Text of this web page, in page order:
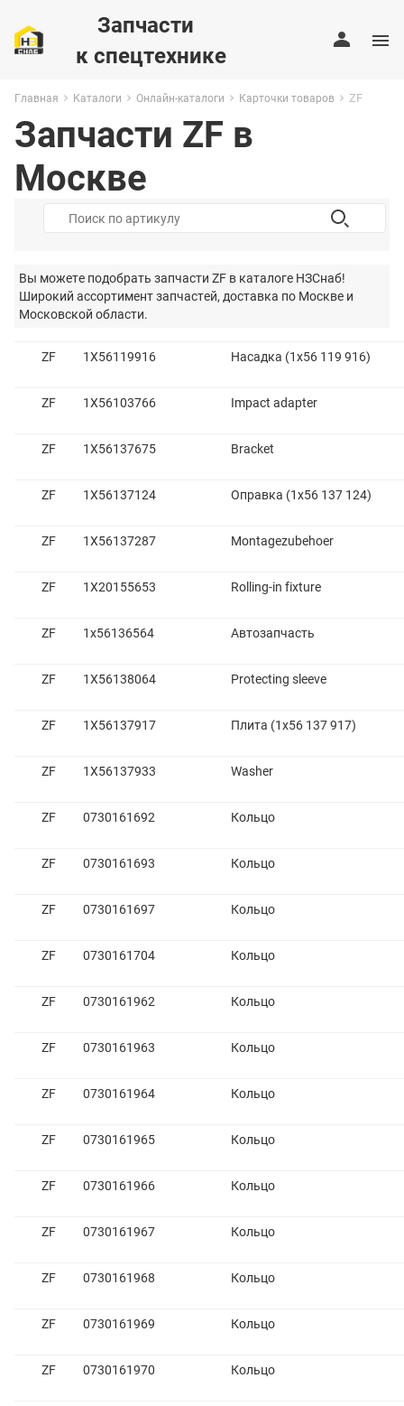
Запчасти
к спецтехнике
Главная Каталоги Онлайн-каталоги Карточки товаров ZF
Запчасти ZF в
Москве
Вы можете подобрать запчасти ZF в каталоге НЗСнаб!
Широкий ассортимент запчастей, доставка по Москве и
Московской области.
ZF 1X56119916 Насадка (1x56 119 916)
ZF 1X56103766 Impact adapter
ZF 1X56137675 Bracket
ZF 1X56137124 Оправка (1x56 137 124)
ZF 1X56137287 Montagezubehoer
ZF 1X20155653 Rolling-in fixture
ZF 1x56136564 Автозапчасть
ZF 1X56138064 Protecting sleeve
ZF 1X56137917 Плита (1x56 137 917)
ZF 1X56137933 Washer
ZF 0730161692 Кольцо
ZF 0730161693 Кольцо
ZF 0730161697 Кольцо
ZF 0730161704 Кольцо
ZF 0730161962 Кольцо
ZF 0730161963 Кольцо
ZF 0730161964 Кольцо
ZF 0730161965 Кольцо
ZF 0730161966 Кольцо
ZF 0730161967 Кольцо
ZF 0730161968 Кольцо
ZF 0730161969 Кольцо
ZF 0730161970 Кольцо